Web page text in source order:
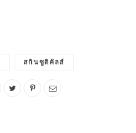
สกินซูติคัลส์